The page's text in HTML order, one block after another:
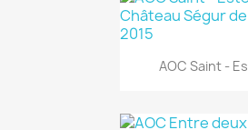
Aperçu
AOC Saint -